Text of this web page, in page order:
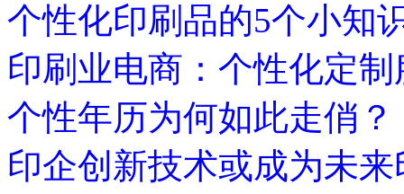
个性化印刷品的5个小知
印刷业电商：个性化定
个性年历为何如此走俏？
印企创新技术或成为未